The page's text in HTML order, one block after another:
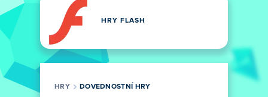
HRY FLASH
HRY DOVEDNOSTNÍ HRY